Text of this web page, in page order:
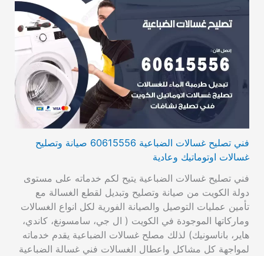
فني تصليح غسالات الضباعية 60615556 صيانة وتصليح
غسالات اوتوماتيك وعادية
فني تصليح غسالات الضباعية يتيح لكم خدماته على مستوى
دولة الكويت من صيانة وتصليح وتبديل لقطع الغسالة مع
تأمين عمليات التوصيل والصيانة الفورية لكل انواع الغسالات
وماركاتها الموجودة في الكويت ( ال جي، سامسونغ، كاندي،
هاير، باناسونيك) لذلك مصلح غسالات الضباعية يقدم خدماته
لمواجهة كل مشاكل واعطال الغسالات فني غسالة الضباعية